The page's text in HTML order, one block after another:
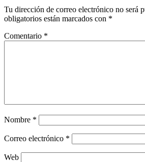
Tu dirección de correo electrónico no será
obligatorios están marcados con *
Comentario *
Nombre *
Correo electrónico *
Web